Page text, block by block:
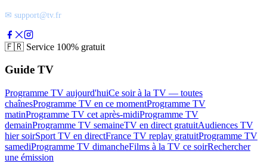
✉ support@tv.fr
🇫🇷 Service 100% gratuit
Guide TV
Programme TV aujourd'huiCe soir à la TV — toutes
chaînesProgramme TV en ce momentProgramme TV
matinProgramme TV cet après-midiProgramme TV
demainProgramme TV semaineTV en direct gratuitAudiences TV
hier soirSport TV en directFrance TV replay gratuitProgramme TV
samediProgramme TV dimancheFilms à la TV ce soirRechercher
une émission